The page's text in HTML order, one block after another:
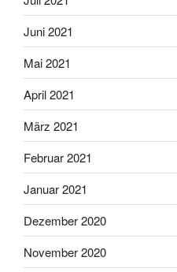
Juni 2021
Mai 2021
April 2021
März 2021
Februar 2021
Januar 2021
Dezember 2020
November 2020